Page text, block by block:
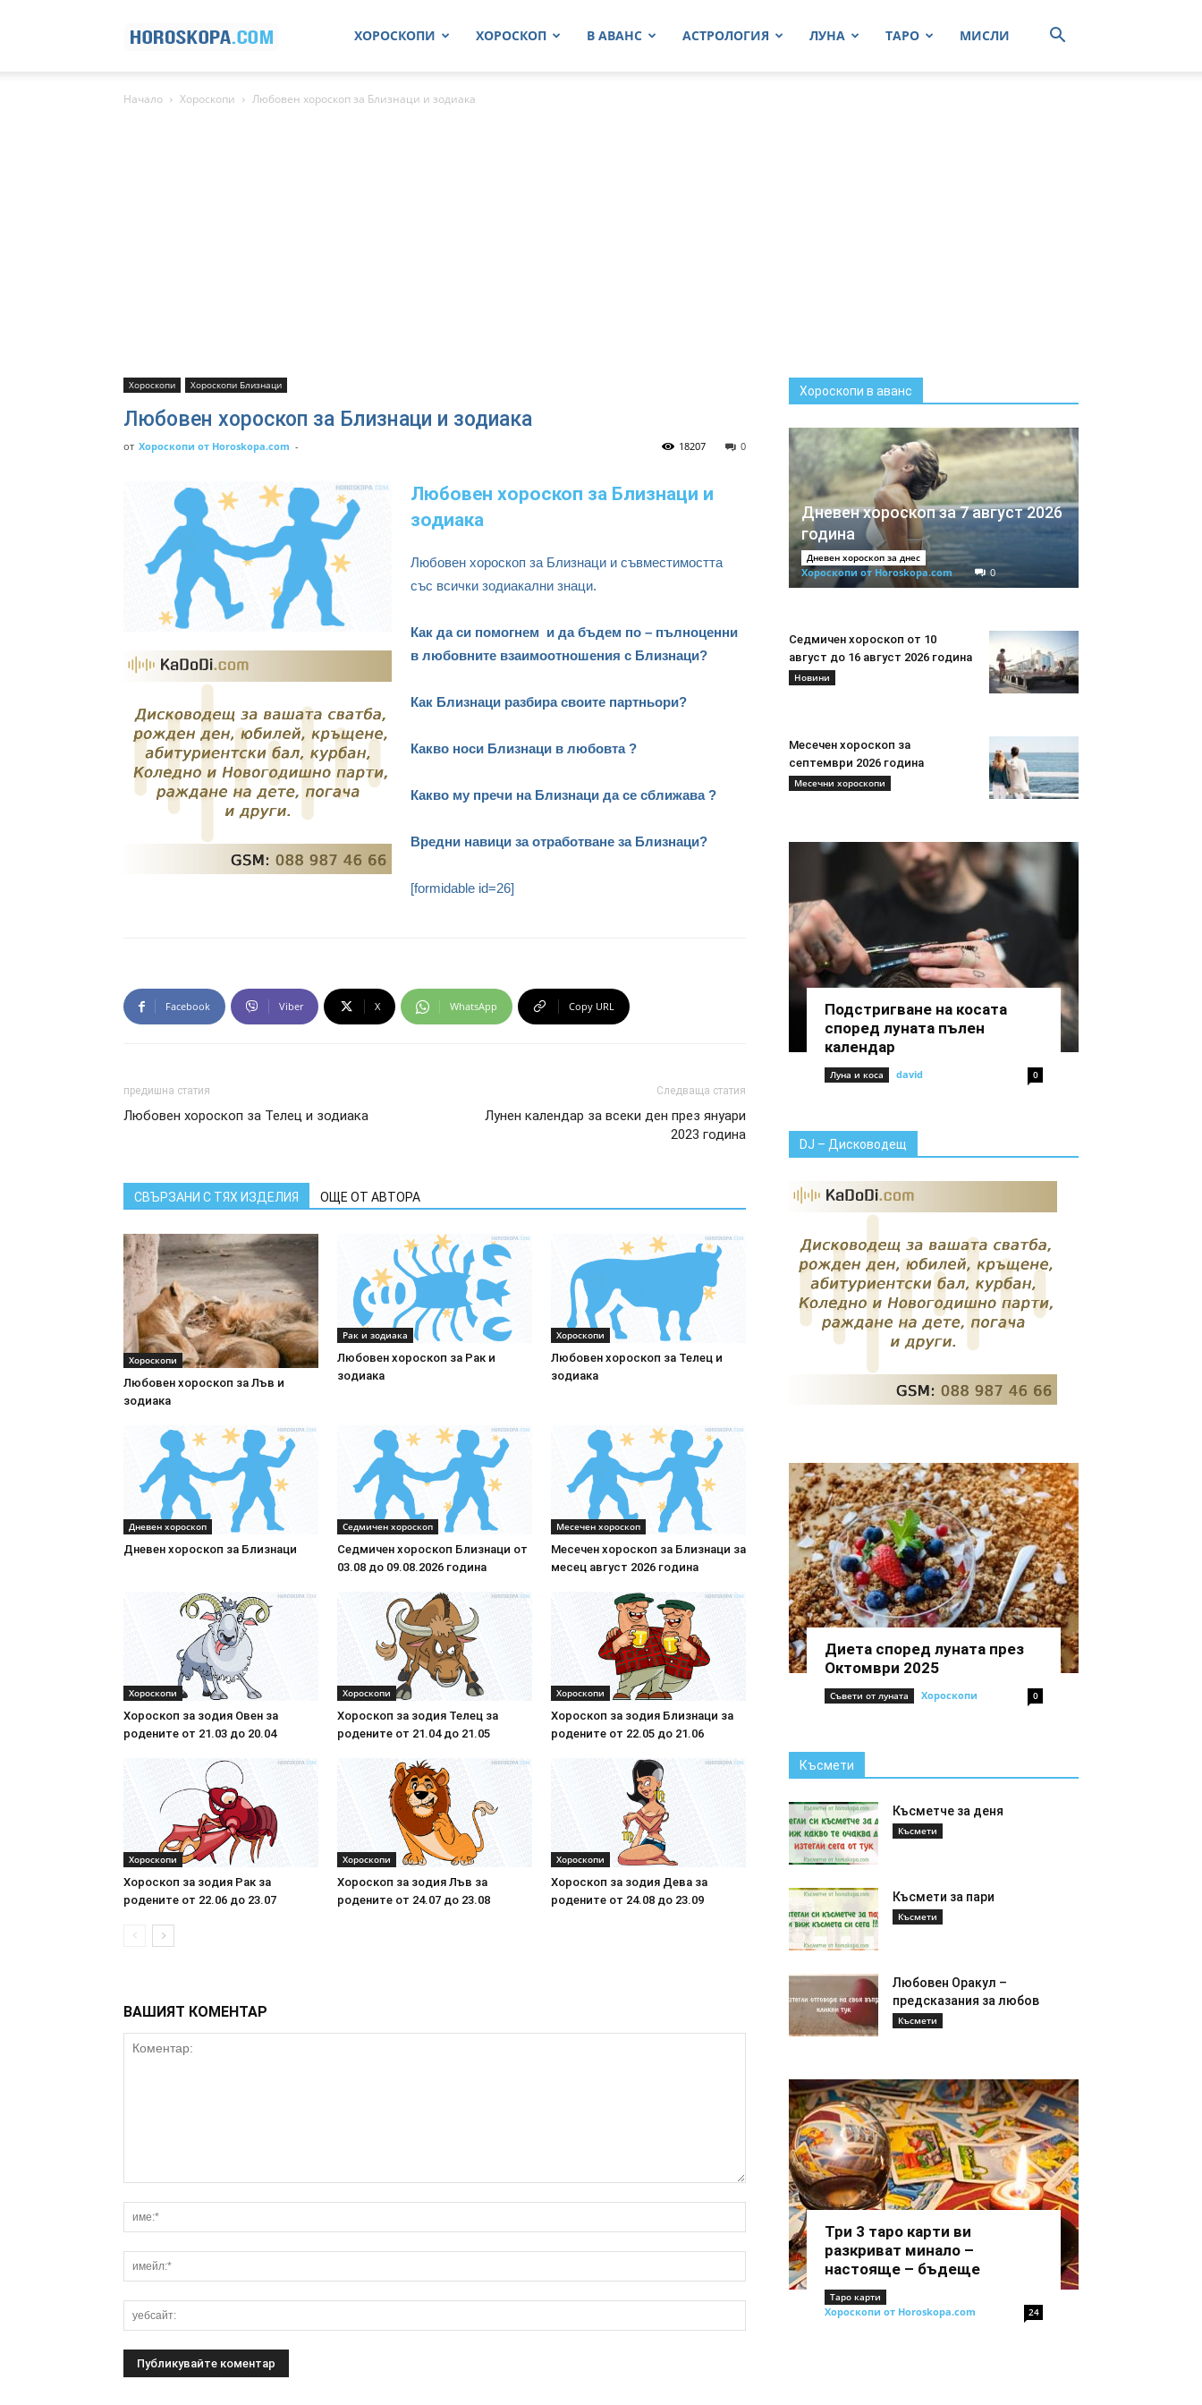
ХОРОСКОПИ ХОРОСКОП В АВАНС АСТРОЛОГИЯ ЛУНА ТАРО МИСЛИ
Начало Хороскопи Любовен хороскоп за Близнаци и зодиака
Хороскопи Хороскопи Близнаци
Любовен хороскоп за Близнаци и зодиака
от Хороскопи от Horoskopa.com - 0
18207
Любовен хороскоп за Близнаци и
зодиака
Любовен хороскоп за Близнаци и съвместимостта
със всички зодиакални знаци.
Как да си помогнем и да бъдем по – пълноценни
в любовните взаимоотношения с Близнаци?
Как Близнаци разбира своите партньори?
Какво носи Близнаци в любовта ?
Какво му пречи на Близнаци да се сближава ?
Вредни навици за отработване за Близнаци?
[formidable id=26]
Facebook Viber X WhatsApp Copy URL
предишна статия
Любовен хороскоп за Телец и зодиака
Следваща статия
Лунен календар за всеки ден през януари
2023 година
СВЪРЗАНИ С ТЯХ ИЗДЕЛИЯ ОЩЕ ОТ АВТОРА
Хороскопи
Любовен хороскоп за Лъв и
зодиака
Рак и зодиака
Любовен хороскоп за Рак и
зодиака
Хороскопи
Любовен хороскоп за Телец и
зодиака
Дневен хороскоп
Дневен хороскоп за Близнаци
Седмичен хороскоп
Седмичен хороскоп Близнаци от
03.08 до 09.08.2026 година
Месечен хороскоп
Месечен хороскоп за Близнаци за
месец август 2026 година
Хороскопи
Хороскоп за зодия Овен за
родените от 21.03 до 20.04
Хороскопи
Хороскоп за зодия Телец за
родените от 21.04 до 21.05
Хороскопи
Хороскоп за зодия Близнаци за
родените от 22.05 до 21.06
Хороскопи
Хороскоп за зодия Рак за
родените от 22.06 до 23.07
Хороскопи
Хороскоп за зодия Лъв за
родените от 24.07 до 23.08
Хороскопи
Хороскоп за зодия Дева за
родените от 24.08 до 23.09
ВАШИЯТ КОМЕНТАР
Хороскопи в аванс
Дневен хороскоп за 7 август 2026
година
Дневен хороскоп за днес
Хороскопи от Horoskopa.com 0
Седмичен хороскоп от 10
август до 16 август 2026 година
Новини
Месечен хороскоп за
септември 2026 година
Месечни хороскопи
Подстригване на косата
според луната пълен
календар
Луна и коса david 0
DJ – Дисководещ
Диета според луната през
Октомври 2025
Съвети от луната Хороскопи 0
Късмети
Късметче за деня
Късмети
Късмети за пари
Късмети
Любовен Оракул –
предсказания за любов
Късмети
Три 3 таро карти ви
разкриват минало –
настояще – бъдеще
Таро карти
Хороскопи от Horoskopa.com 24